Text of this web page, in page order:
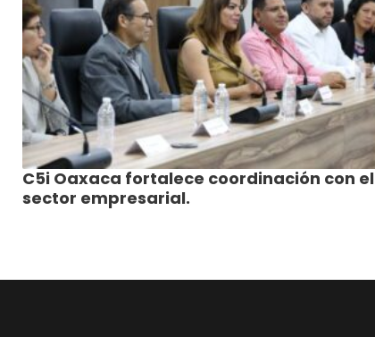
C5i Oaxaca fortalece coordinación con el
sector empresarial.